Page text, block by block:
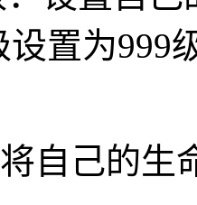
设置为999
自己的